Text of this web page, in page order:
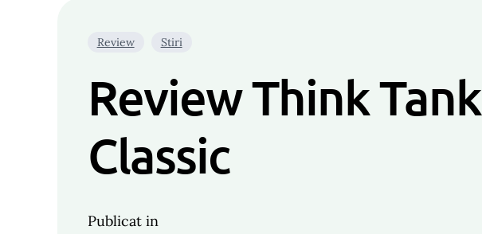
Review Stiri
Review Think
Classic
Publicat in